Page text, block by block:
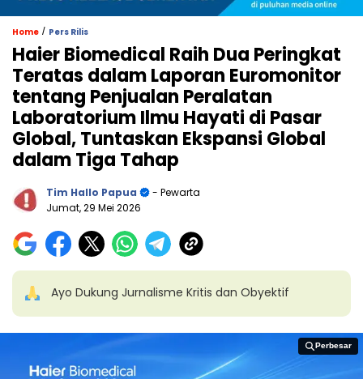
Home / Pers Rilis
Haier Biomedical Raih Dua Peringkat
Teratas dalam Laporan Euromonitor
tentang Penjualan Peralatan
Laboratorium Ilmu Hayati di Pasar
Global, Tuntaskan Ekspansi Global
dalam Tiga Tahap
Tim Hallo Papua
- Pewarta
Jumat, 29 Mei 2026
Ayo Dukung Jurnalisme Kritis dan Obyektif
Perbesar
Perbesar